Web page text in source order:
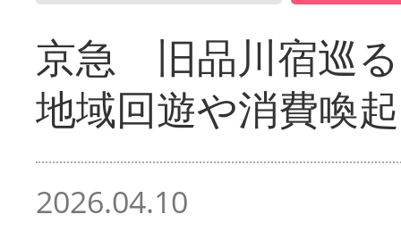
京急 旧品川宿巡
地域回遊や消費喚起
2026.04.10